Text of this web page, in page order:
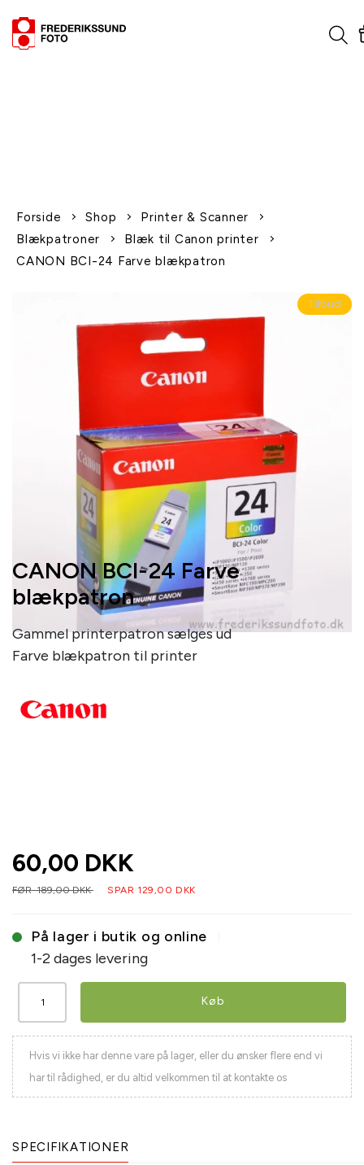
Forside Shop
Printer & Scanner
Blækpatroner
Blæk til Canon printer
CANON BCI-24 Farve blækpatron
Tilbud
CANON BCI-24 Farve
blækpatron
Gammel printerpatron sælges ud
Farve blækpatron til printer
60,00 DKK
FØR 189,00 DKK SPAR 129,00 DKK
På lager i butik og online
1-2 dages levering
Køb
Hvis vi ikke har denne vare på lager, eller du ønsker flere end vi
har til rådighed, er du altid velkommen til at kontakte os
SPECIFIKATIONER